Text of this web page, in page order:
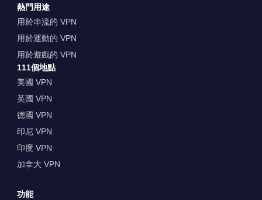
熱門用途
用於串流的 VPN
用於運動的 VPN
用於遊戲的 VPN
111個地點
美國 VPN
英國 VPN
德國 VPN
印尼 VPN
印度 VPN
加拿大 VPN
功能